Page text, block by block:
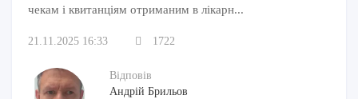
чекам і квитанціям отриманим в лікарн...
21.11.2025 16:33 1722
Відповів
Андрій Брильов